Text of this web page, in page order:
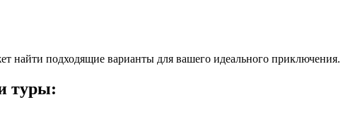
найти подходящие варианты для вашего идеального приключения.
туры: